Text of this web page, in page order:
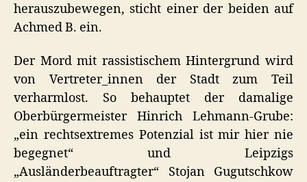
herauszubewegen, sticht einer der beiden auf
Achmed B. ein.
Der Mord mit rassistischem Hintergrund wird
von Vertreter_innen der Stadt zum Teil
verharmlost. So behauptet der damalige
Oberbürgermeister Hinrich Lehmann-Grube:
„ein rechtsextremes Potenzial ist mir hier nie
begegnet“ und Leipzigs
„Ausländerbeauftragter“ Stojan Gugutschkow